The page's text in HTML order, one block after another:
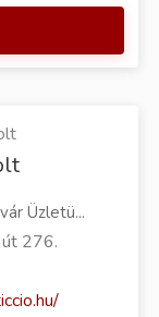
Üzletü...
276.